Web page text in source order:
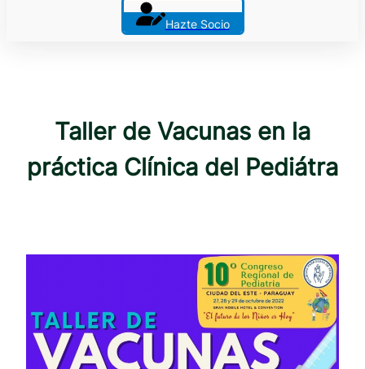
Hazte Socio
Taller de Vacunas en la
práctica Clínica del Pediátra